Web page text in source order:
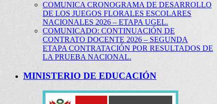
COMUNICA CRONOGRAMA DE DESARROLLO
DE LOS JUEGOS FLORALES ESCOLARES
NACIONALES 2026 – ETAPA UGEL.
COMUNICADO: CONTINUACIÓN DE
CONTRATO DOCENTE 2026 – SEGUNDA
ETAPA CONTRATACIÓN POR RESULTADOS DE
LA PRUEBA NACIONAL.
MINISTERIO DE EDUCACIÓN